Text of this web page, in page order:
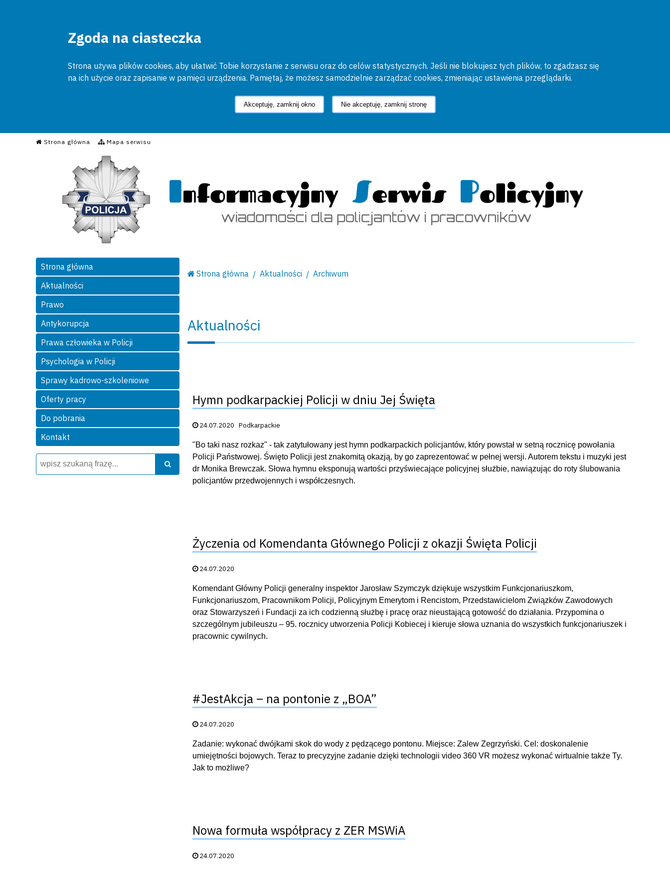
Zgoda na ciasteczka
Strona używa plików cookies, aby ułatwić Tobie korzystanie z serwisu oraz do celów statystycznych. Jeśli nie blokujesz tych plików, to zgadzasz się
na ich użycie oraz zapisanie w pamięci urządzenia. Pamiętaj, że możesz samodzielnie zarządzać cookies, zmieniając ustawienia przeglądarki.
Akceptuję, zamknij okno Nie akceptuję, zamknij stronę
Strona główna Mapa serwisu
Informacyjny Serwis Policyjny
Strona główna
Aktualności
Prawo
Antykorupcja
Prawa człowieka w Policji
Psychologia w Policji
Sprawy kadrowo-szkoleniowe
Oferty pracy
Do pobrania
Kontakt
Wyszukiwarka
Szukaj
Strona główna Aktualności Archiwum
Aktualności
Hymn podkarpackiej Policji w dniu Jej Święta
Data publikacji:
24.07.2020 Podkarpackie
"Bo taki nasz rozkaz" - tak zatytułowany jest hymn podkarpackich policjantów, który powstał w setną rocznicę powołania
Policji Państwowej. Święto Policji jest znakomitą okazją, by go zaprezentować w pełnej wersji. Autorem tekstu i muzyki jest
dr Monika Brewczak. Słowa hymnu eksponują wartości przyświecające policyjnej służbie, nawiązując do roty ślubowania
policjantów przedwojennych i współczesnych.
Życzenia od Komendanta Głównego Policji z okazji Święta Policji
Data publikacji:
24.07.2020
Komendant Główny Policji generalny inspektor Jarosław Szymczyk dziękuje wszystkim Funkcjonariuszkom,
Funkcjonariuszom, Pracownikom Policji, Policyjnym Emerytom i Rencistom, Przedstawicielom Związków Zawodowych
oraz Stowarzyszeń i Fundacji za ich codzienną służbę i pracę oraz nieustającą gotowość do działania. Przypomina o
szczególnym jubileuszu – 95. rocznicy utworzenia Policji Kobiecej i kieruje słowa uznania do wszystkich funkcjonariuszek i
pracownic cywilnych.
#JestAkcja – na pontonie z „BOA”
Data publikacji:
24.07.2020
Zadanie: wykonać dwójkami skok do wody z pędzącego pontonu. Miejsce: Zalew Zegrzyński. Cel: doskonalenie
umiejętności bojowych. Teraz to precyzyjne zadanie dzięki technologii video 360 VR możesz wykonać wirtualnie także Ty.
Jak to możliwe?
Nowa formuła współpracy z ZER MSWiA
Data publikacji:
24.07.2020